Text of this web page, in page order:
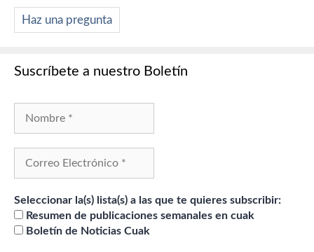
Haz una pregunta
Suscríbete a nuestro Boletín
Seleccionar la(s) lista(s) a las que te quieres subscribir:
Resumen de publicaciones semanales en cuak
Boletín de Noticias Cuak